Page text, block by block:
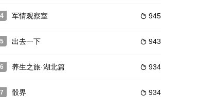
驗不同的冬奧項目。先到芬蘭訪
味道才是鼎爺李家鼎的拿手好戲！ 鼎爺聯同好拍檔譚玉瑛在香
耳耐聽的旋律更是多代香港人的共同回憶。為讓觀眾重溫這名
4  945
军情观察室
5  943
出去一下
6  934
养生之旅·湖北篇
7  934
骰界